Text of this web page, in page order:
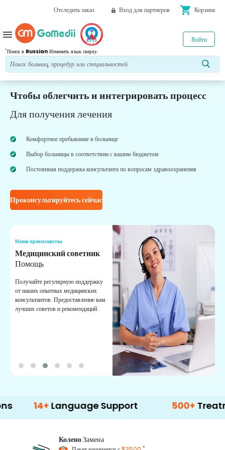
Отследить заказ Вход для партнеров shopping_cart Корзина
*Поиск в Russian Изменить язык сверху.
Войти
menu
Чтобы облегчить и интегрировать процесс
Для получения лечения
Комфортное пребывание в больнице
Выбор больницы в соответствии с вашим бюджетом
Постоянная поддержка консультанта по вопросам здравоохранения
Проконсультируйтесь сейчас
Наши преимущества
Медицинский советник
Помощь
Получайте регулярную поддержку
от наших опытных медицинских
консультантов. Предоставление вам
лучших советов и рекомендаций.
Language Support 500+ Treatment
КоленоЗамена
*